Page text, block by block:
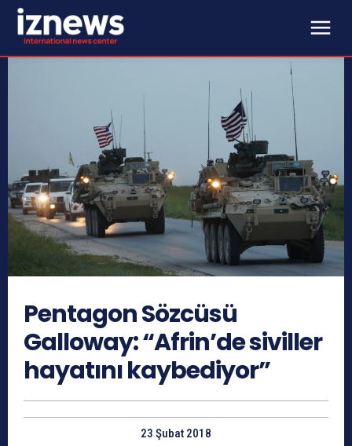
Pentagon Sözcüsü
Galloway: “Afrin’de siviller
hayatını kaybediyor”
23 Şubat 2018